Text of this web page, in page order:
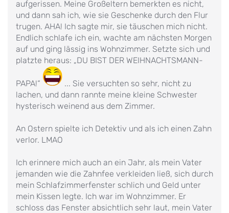
aufgerissen. Meine Großeltern bemerkten es nicht,
und dann sah ich, wie sie Geschenke durch den Flur
trugen. AHA! Ich sagte mir, sie täuschen mich nicht.
Endlich schlafe ich ein, wachte am nächsten Morgen
auf und ging lässig ins Wohnzimmer. Setzte sich und
platzte heraus: „DU BIST DER WEIHNACHTSMANN-
PAPA!“
... Sie versuchten so sehr, nicht zu
lachen, und dann rannte meine kleine Schwester
hysterisch weinend aus dem Zimmer.
An Ostern spielte ich Detektiv und als ich einen Zahn
verlor. LMAO
Ich erinnere mich auch an ein Jahr, als mein Vater
jemanden wie die Zahnfee verkleiden ließ, sich durch
mein Schlafzimmerfenster schlich und Geld unter
mein Kissen legte. Ich war im Wohnzimmer. Er
schloss das Fenster absichtlich sehr laut, mein Vater